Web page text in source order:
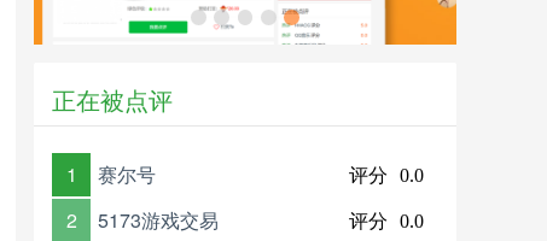
正在被点评
1 赛尔号 评分 0.0
2 5173游戏交易 评分 0.0